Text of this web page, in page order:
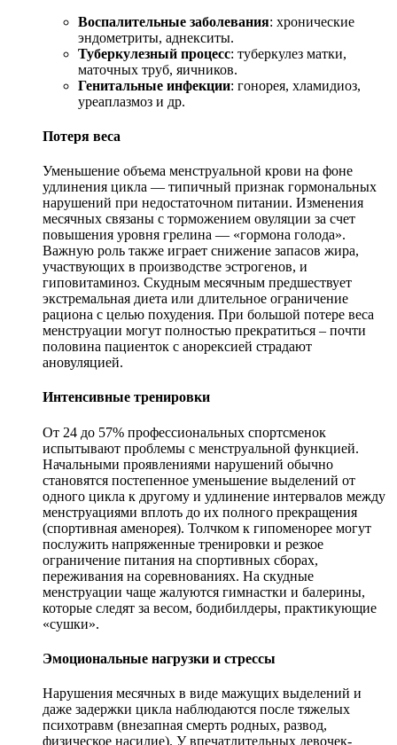
Воспалительные заболевания: хронические
эндометриты, аднекситы.
Туберкулезный процесс: туберкулез матки,
маточных труб, яичников.
Генитальные инфекции: гонорея, хламидиоз,
уреаплазмоз и др.
Потеря веса
Уменьшение объема менструальной крови на фоне
удлинения цикла — типичный признак гормональных
нарушений при недостаточном питании. Изменения
месячных связаны с торможением овуляции за счет
повышения уровня грелина — «гормона голода».
Важную роль также играет снижение запасов жира,
участвующих в производстве эстрогенов, и
гиповитаминоз. Скудным месячным предшествует
экстремальная диета или длительное ограничение
рациона с целью похудения. При большой потере веса
менструации могут полностью прекратиться – почти
половина пациенток с анорексией страдают
ановуляцией.
Интенсивные тренировки
От 24 до 57% профессиональных спортсменок
испытывают проблемы с менструальной функцией.
Начальными проявлениями нарушений обычно
становятся постепенное уменьшение выделений от
одного цикла к другому и удлинение интервалов между
менструациями вплоть до их полного прекращения
(спортивная аменорея). Толчком к гипоменорее могут
послужить напряженные тренировки и резкое
ограничение питания на спортивных сборах,
переживания на соревнованиях. На скудные
менструации чаще жалуются гимнастки и балерины,
которые следят за весом, бодибилдеры, практикующие
«сушки».
Эмоциональные нагрузки и стрессы
Нарушения месячных в виде мажущих выделений и
даже задержки цикла наблюдаются после тяжелых
психотравм (внезапная смерть родных, развод,
физическое насилие). У впечатлительных девочек-